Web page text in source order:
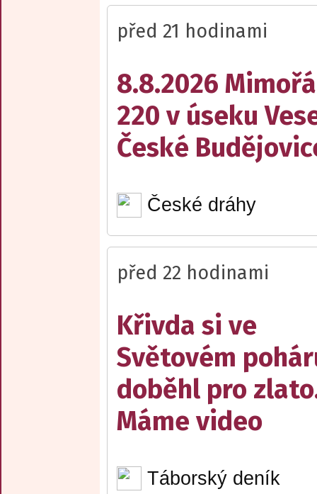
před 21 hodinami
8.8.2026
220 v úseku
České
České dráhy
před 22 hodinami
Křivda si ve
Světovém
doběhl pro
Máme video
Táborský deník